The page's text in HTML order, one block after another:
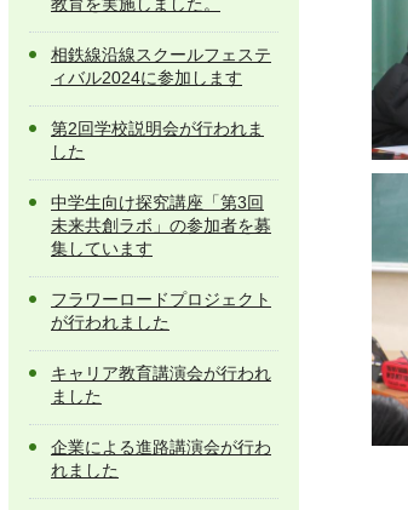
相鉄線沿線スクールフェステ
ィバル2024に参加します
第2回学校説明会が行われま
した
中学生向け探究講座「第3回
未来共創ラボ」の参加者を募
集しています
フラワーロードプロジェクト
が行われました
キャリア教育講演会が行われ
ました
企業による進路講演会が行わ
れました